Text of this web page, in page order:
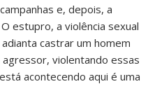
e, depois, a
estupro, a violência sexual
castrar um homem
violentando essas
acontecendo aqui é uma